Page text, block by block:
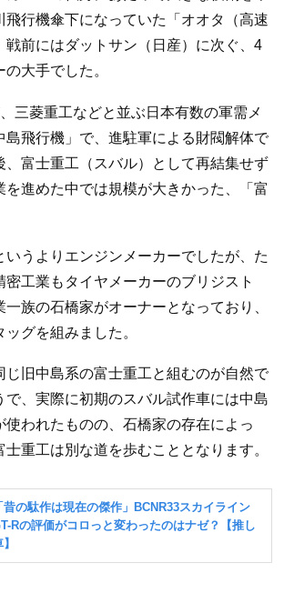
飛行機傘下になっていた「オオタ（高速
戦前にはダットサン（日産）に次ぐ、4
大手でした。
三菱重工などと並ぶ日本有数の軍需メ
島飛行機」で、進駐軍による財閥解体で
、富士重工（スバル）として再結集せず
を進めた中では規模が大きかった、「富
いうよりエンジンメーカーでしたが、た
密工業もタイヤメーカーのブリジスト
一族の石橋家がオーナーとなっており、
グを組みました。
じ旧中島系の富士重工と組むのが自然で
、実際に初期のスバル試作車には中島
使われたものの、石橋家の存在によっ
重工は別な道を歩むこととなります。